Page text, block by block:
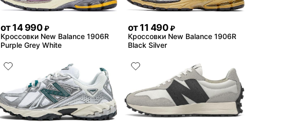
от14 990 ₽
Кроссовки New Balance 1906R
Purple Grey White
от11 490 ₽
Кроссовки New Balance 1906R
Black Silver